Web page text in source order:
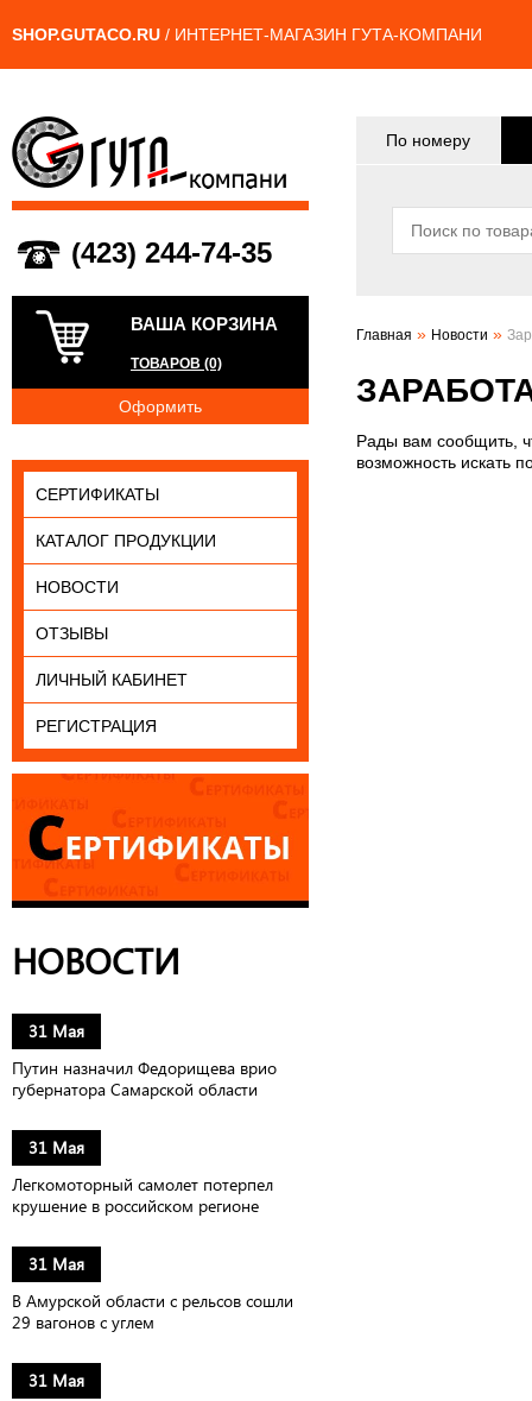
SHOP.GUTACO.RU / ИНТЕРНЕТ-МАГАЗИН ГУТА-КОМПАНИ
(423) 244-74-35
ВАША КОРЗИНА
ТОВАРОВ (0)
Оформить
СЕРТИФИКАТЫ
КАТАЛОГ ПРОДУКЦИИ
НОВОСТИ
ОТЗЫВЫ
ЛИЧНЫЙ КАБИНЕТ
РЕГИСТРАЦИЯ
НОВОСТИ
31 Мая
Путин назначил Федорищева врио
губернатора Самарской области
31 Мая
Легкомоторный самолет потерпел
крушение в российском регионе
31 Мая
В Амурской области с рельсов сошли
29 вагонов с углем
31 Мая
По номеру
Главная » Новости »
Рады вам сообщить,
возможность искать